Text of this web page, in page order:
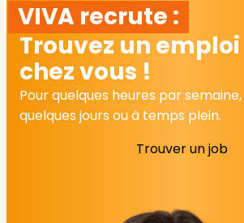
VIVA recrute :
Trouvez un
chez vous !
Pour quelques heures par semaine,
quelques jours ou à temps plein.
Trouver un job